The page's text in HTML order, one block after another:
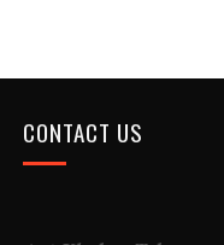
CONTACT US